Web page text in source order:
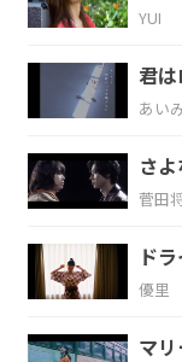
そんなに
C7
じ
Fmaj7
わじわバ
C7
YUI
君
あい
さ
菅田
ド
優里
マ